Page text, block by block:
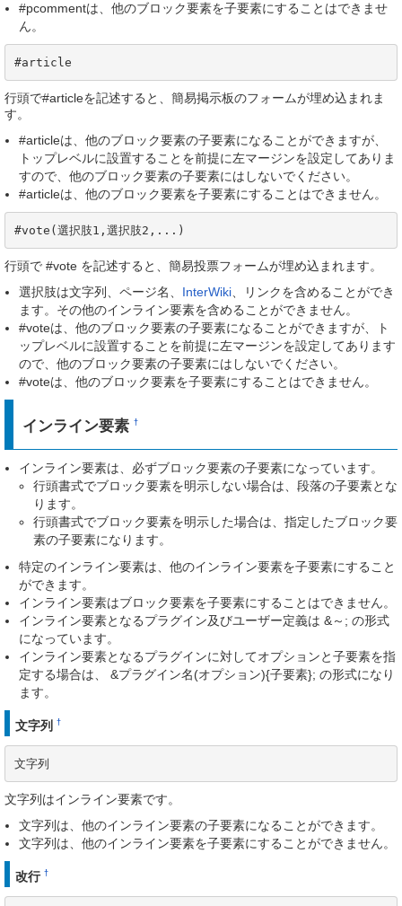
#pcommentは、他のブロック要素を子要素にすることはできませ
ん。
#article
行頭で#articleを記述すると、簡易掲示板のフォームが埋め込まれま
す。
#articleは、他のブロック要素の子要素になることができますが、
トップレベルに設置することを前提に左マージンを設定してありま
すので、他のブロック要素の子要素にはしないでください。
#articleは、他のブロック要素を子要素にすることはできません。
#vote(選択肢1,選択肢2,...)
行頭で #vote を記述すると、簡易投票フォームが埋め込まれます。
選択肢は文字列、ページ名、 InterWiki、リンクを含めることができ
ます。その他のインライン要素を含めることができません。
#voteは、他のブロック要素の子要素になることができますが、ト
ップレベルに設置することを前提に左マージンを設定してあります
ので、他のブロック要素の子要素にはしないでください。
#voteは、他のブロック要素を子要素にすることはできません。
インライン要素†
インライン要素は、必ずブロック要素の子要素になっています。
行頭書式でブロック要素を明示しない場合は、段落の子要素とな
ります。
行頭書式でブロック要素を明示した場合は、指定したブロック要
素の子要素になります。
特定のインライン要素は、他のインライン要素を子要素にすること
ができます。
インライン要素はブロック要素を子要素にすることはできません。
インライン要素となるプラグイン及びユーザー定義は &～; の形式
になっています。
インライン要素となるプラグインに対してオプションと子要素を指
定する場合は、 &プラグイン名(オプション){子要素}; の形式になり
ます。
文字列 †
文字列
文字列はインライン要素です。
文字列は、他のインライン要素の子要素になることができます。
文字列は、他のインライン要素を子要素にすることができません。
改行 †